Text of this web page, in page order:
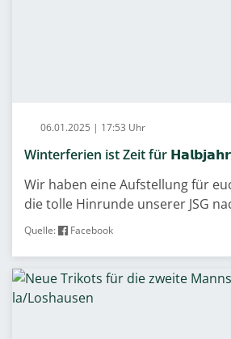
06.01.2025 | 17:53 Uhr
Winterferien ist Zeit für
Wir haben eine Aufstellung für
die tolle Hinrunde unserer JSG
Quelle: Facebook